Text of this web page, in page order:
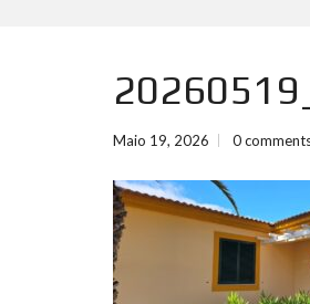
Maio 19, 2026 0